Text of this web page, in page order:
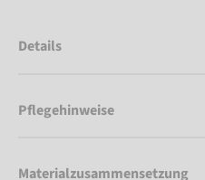
Details
Pflegehinweise
Materialzusammensetzung